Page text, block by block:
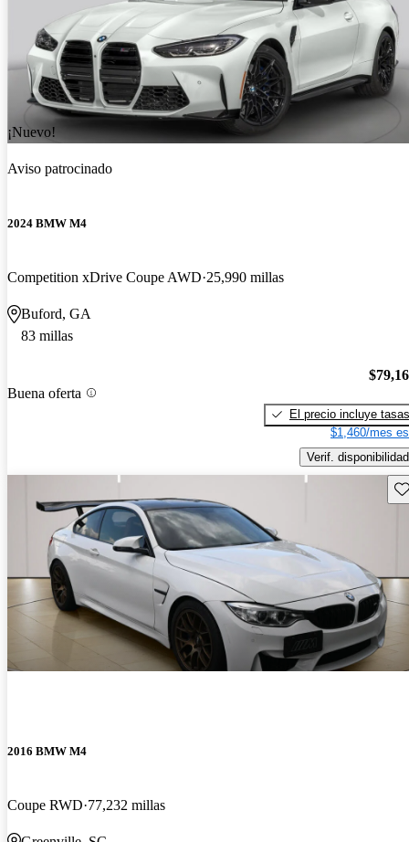
¡Nuevo!
Aviso patrocinado
2024 BMW M4
Competition xDrive Coupe AWD 25,990 millas
Buford, GA
83 millas
Buena oferta
El precio incluye tasas
$1,460/mes
Verif. disponibilidad
2016 BMW M4
Coupe RWD 77,232 millas